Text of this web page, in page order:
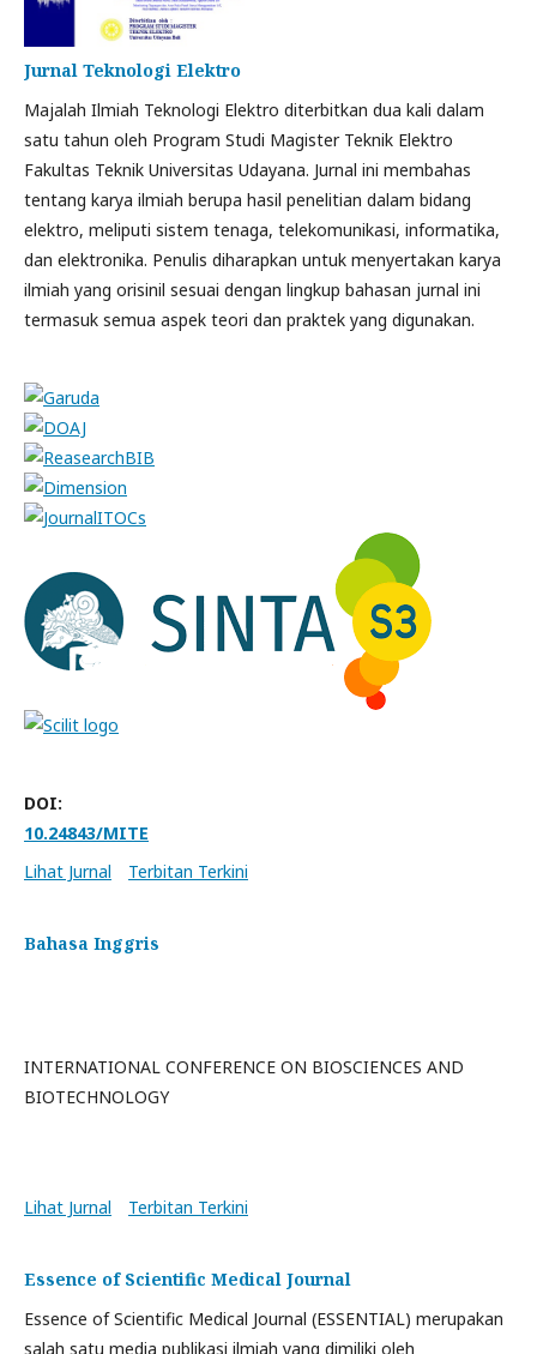
Jurnal Teknologi Elektro
Majalah Ilmiah Teknologi Elektro diterbitkan dua kali dalam
satu tahun oleh Program Studi Magister Teknik Elektro
Fakultas Teknik Universitas Udayana. Jurnal ini membahas
tentang karya ilmiah berupa hasil penelitian dalam bidang
elektro, meliputi sistem tenaga, telekomunikasi, informatika,
dan elektronika. Penulis diharapkan untuk menyertakan karya
ilmiah yang orisinil sesuai dengan lingkup bahasan jurnal ini
termasuk semua aspek teori dan praktek yang digunakan.
DOI:
10.24843/MITE
Lihat Jurnal
Terbitan Terkini
Bahasa Inggris
INTERNATIONAL CONFERENCE ON BIOSCIENCES AND
BIOTECHNOLOGY
Lihat Jurnal Terbitan Terkini
Essence of Scientific Medical Journal
Essence of Scientific Medical Journal (ESSENTIAL) merupakan
salah satu media publikasi ilmiah yang dimiliki oleh